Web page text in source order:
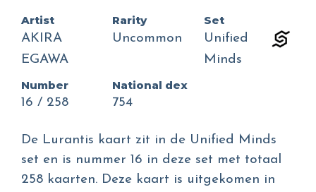
Artist
AKIRA
EGAWA
Rarity
Uncommon
Set
Unified
Minds
Number
16 / 258
National dex
754
De Lurantis kaart zit in de Unified Minds
set en is nummer 16 in deze set met totaal
258 kaarten. Deze kaart is uitgekomen in